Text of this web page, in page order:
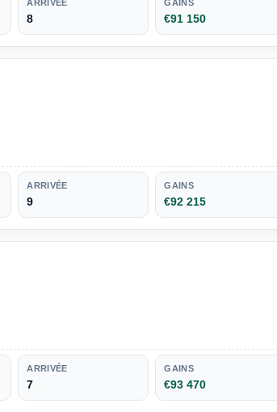
ARRIVÉE
8
GAINS
€91 150
ARRIVÉE
9
GAINS
€92 215
ARRIVÉE
7
GAINS
€93 470